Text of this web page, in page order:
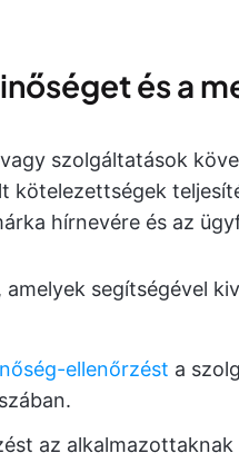
és a
szolgáltatások
kötelezettségek
hírnevére és az
segítségével
ellenőrzést a
az